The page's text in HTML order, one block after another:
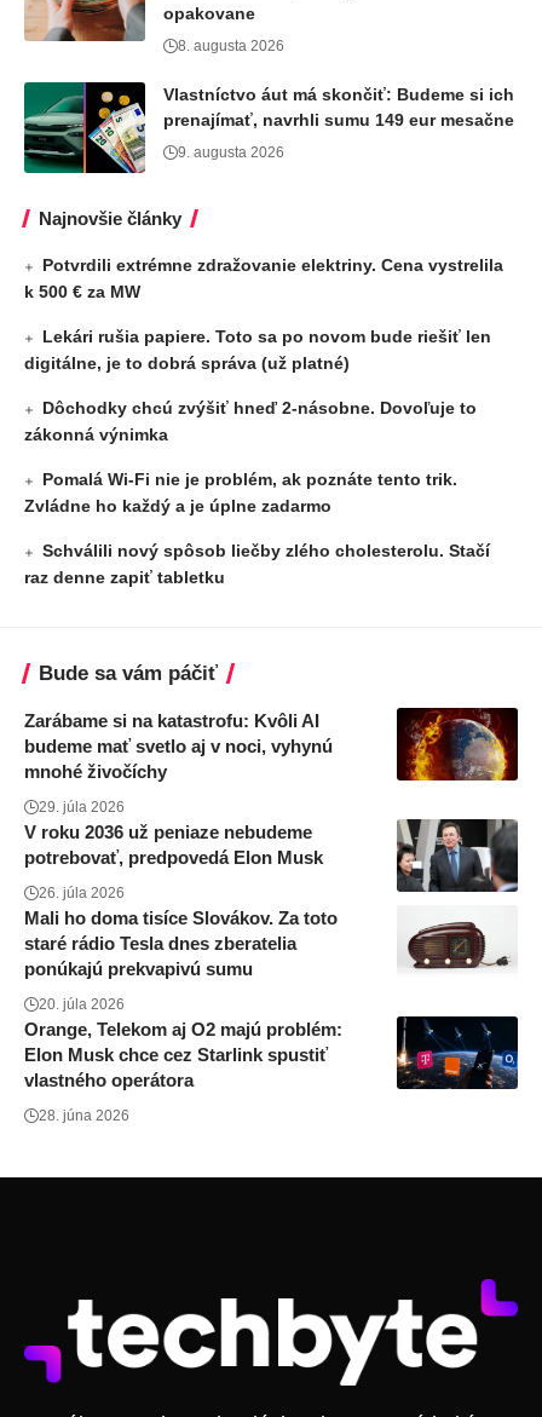
opakovane
8. augusta 2026
Vlastníctvo áut má skončiť: Budeme si ich
prenajímať, navrhli sumu 149 eur mesačne
9. augusta 2026
Najnovšie články
Potvrdili extrémne zdražovanie elektriny. Cena vystrelila
k 500 € za MW
Lekári rušia papiere. Toto sa po novom bude riešiť len
digitálne, je to dobrá správa (už platné)
Dôchodky chcú zvýšiť hneď 2-násobne. Dovoľuje to
zákonná výnimka
Pomalá Wi-Fi nie je problém, ak poznáte tento trik.
Zvládne ho každý a je úplne zadarmo
Schválili nový spôsob liečby zlého cholesterolu. Stačí
raz denne zapiť tabletku
Bude sa vám páčiť
Zarábame si na katastrofu: Kvôli AI
budeme mať svetlo aj v noci, vyhynú
mnohé živočíchy
29. júla 2026
V roku 2036 už peniaze nebudeme
potrebovať, predpovedá Elon Musk
26. júla 2026
Mali ho doma tisíce Slovákov. Za toto
staré rádio Tesla dnes zberatelia
ponúkajú prekvapivú sumu
20. júla 2026
Orange, Telekom aj O2 majú problém:
Elon Musk chce cez Starlink spustiť
vlastného operátora
28. júna 2026